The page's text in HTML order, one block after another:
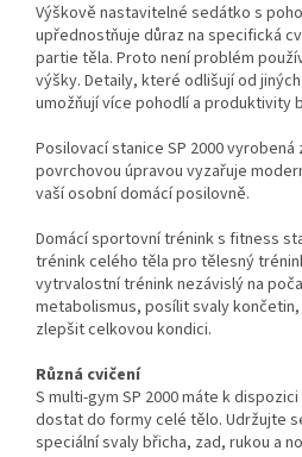
Výškově nastavitelné sedátko s
upřednostňuje důraz na specifická
partie těla. Proto není problém
výšky. Detaily, které odlišují od
umožňují více pohodlí a produktivity
Posilovací stanice SP 2000
povrchovou úpravou vyzařuje
vaší osobní domácí posilovně.
Domácí sportovní trénink s fitness
trénink celého těla pro tělesný
vytrvalostní trénink nezávislý na
metabolismus, posílit svaly
zlepšit celkovou kondici.
Různá cvičení
S multi-gym SP 2000 máte k
dostat do formy celé tělo. Udržujte
speciální svaly břicha, zad, rukou a